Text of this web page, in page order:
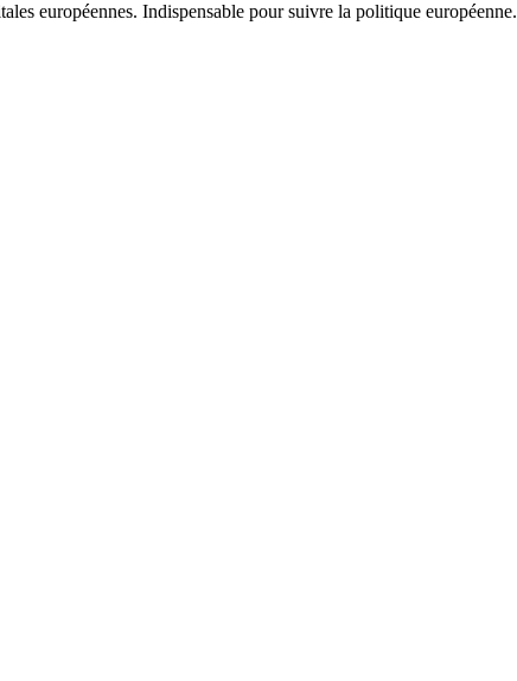
européennes. Indispensable pour suivre la politique européenne.